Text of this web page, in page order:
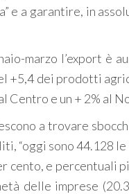
e a garantire, in
marzo l’export è
+5,4 dei prodotti
Centro e un + 2% al
a trovare
“oggi sono 44.128
cento, e percentuali
delle imprese